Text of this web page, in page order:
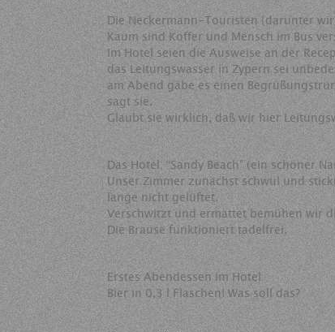
Die Neckermann-Touristen (darunter
Kaum sind Koffer und Mensch im Bus
Im Hotel seien die Ausweise an der
das Leitungswasser in Zypern sei
am Abend gäbe es einen
sagt sie.
Glaubt sie wirklich, daß wir hier
Das Hotel: “Sandy Beach” (ein schöner
Unser Zimmer zunächst schwül und
lange nicht gelüftet.
Verschwitzt und ermattet bemühen wir
Die Brause funktioniert tadelfrei.
Erstes Abendessen im Hotel
Bier in 0,3 l Flaschen! Was soll das?